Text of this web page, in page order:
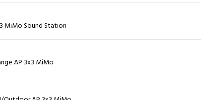
MiMo Sound Station
AP 3x3 MiMo